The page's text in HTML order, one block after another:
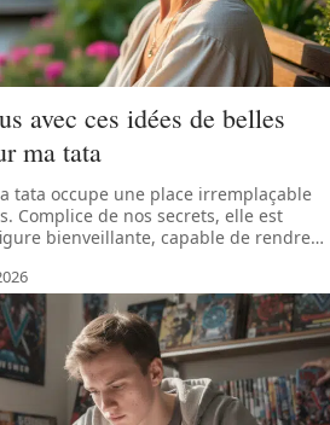
avec ces idées de belles
ma tata
tata occupe une place irremplaçable
Complice de nos secrets, elle est
bienveillante, capable de rendre…